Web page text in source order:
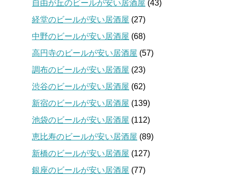
自由が丘のビールが安い居酒屋 (43)
経堂のビールが安い居酒屋 (27)
中野のビールが安い居酒屋 (68)
高円寺のビールが安い居酒屋 (57)
調布のビールが安い居酒屋 (23)
渋谷のビールが安い居酒屋 (62)
新宿のビールが安い居酒屋 (139)
池袋のビールが安い居酒屋 (112)
恵比寿のビールが安い居酒屋 (89)
新橋のビールが安い居酒屋 (127)
銀座のビールが安い居酒屋 (77)